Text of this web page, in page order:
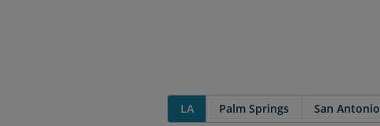
LA Palm Springs San Antonio